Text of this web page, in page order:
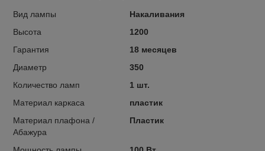
Вид лампы
Накаливания
Высота
1200
Гарантия
18 месяцев
Диаметр
350
Количество ламп
1 шт.
Материал каркаса
пластик
Материал плафона /
Абажура
Пластик